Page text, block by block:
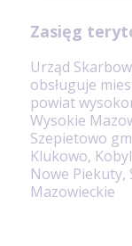
Zasięg
Urząd
obsługuje
powiat
Wysokie
Szepietowo
Klukowo,
Nowe Piekuty,
Mazowieckie